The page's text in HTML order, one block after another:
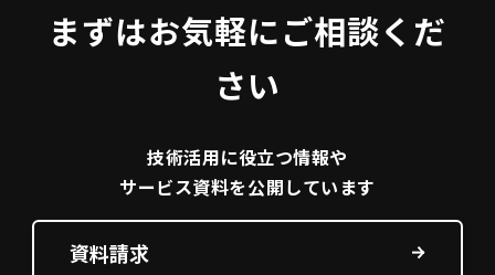
まずはお気軽にご相談くだ
さい
技術活用に役立つ情報や
サービス資料を公開しています
資料請求